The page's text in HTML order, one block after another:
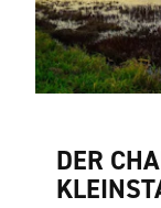
DER